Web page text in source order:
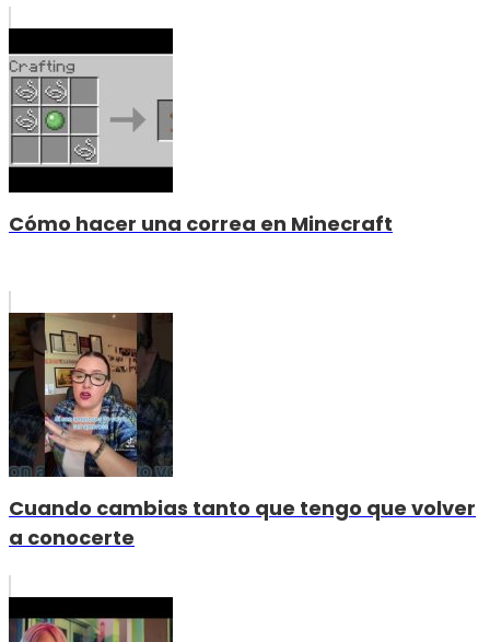
Cómo hacer una correa en Minecraft
Cuando cambias tanto que tengo que volver
a conocerte